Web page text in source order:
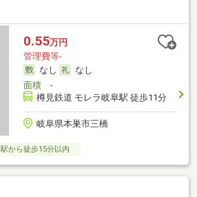
0.55万円
管理費等-
なし
なし
面積-
樽見鉄道 モレラ岐阜駅 徒歩11分
岐阜県本巣市三橋
駅から徒歩15分以内